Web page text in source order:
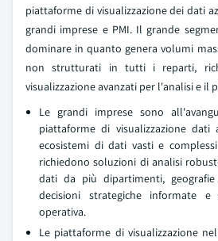
piattaforme di visualizzazione dei dati
grandi imprese e PMI. Il grande
dominare in quanto genera volumi
non strutturati in tutti i reparti,
visualizzazione avanzati per l'analisi e il
Le grandi imprese sono
piattaforme di visualizzazione dati
ecosistemi di dati vasti e
richiedono soluzioni di analisi
dati da più dipartimenti,
decisioni strategiche informate
operativa.
Le piattaforme di visualizzazione